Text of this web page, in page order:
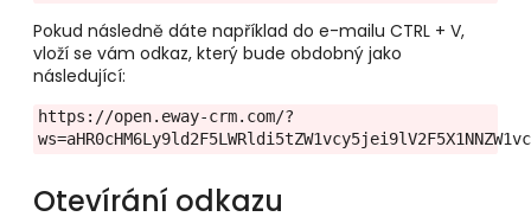
Pokud následně dáte například do e-mailu CTRL + V,
vloží se vám odkaz, který bude obdobný jako
následující:
https://open.eway-crm.com/?
Otevírání odkazu